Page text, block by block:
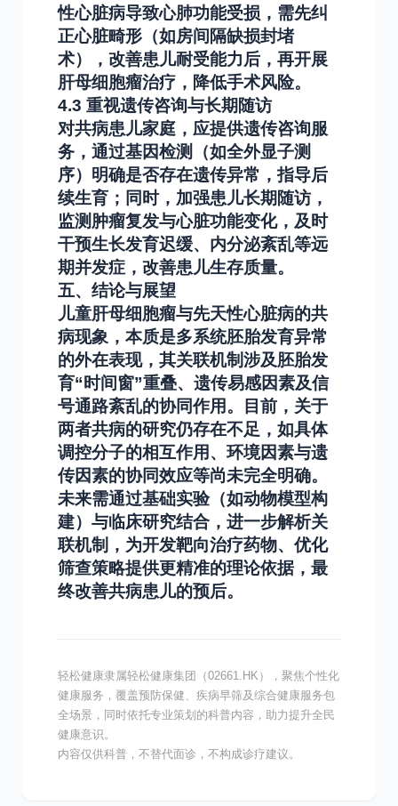
性心脏病导致心肺功能受损，需先纠
正心脏畸形（如房间隔缺损封堵
术），改善患儿耐受能力后，再开展
肝母细胞瘤治疗，降低手术风险。
4.3 重视遗传咨询与长期随访
对共病患儿家庭，应提供遗传咨询服
务，通过基因检测（如全外显子测
序）明确是否存在遗传异常，指导后
续生育；同时，加强患儿长期随访，
监测肿瘤复发与心脏功能变化，及时
干预生长发育迟缓、内分泌紊乱等远
期并发症，改善患儿生存质量。
五、结论与展望
儿童肝母细胞瘤与先天性心脏病的共
病现象，本质是多系统胚胎发育异常
的外在表现，其关联机制涉及胚胎发
育“时间窗”重叠、遗传易感因素及信
号通路紊乱的协同作用。目前，关于
两者共病的研究仍存在不足，如具体
调控分子的相互作用、环境因素与遗
传因素的协同效应等尚未完全明确。
未来需通过基础实验（如动物模型构
建）与临床研究结合，进一步解析关
联机制，为开发靶向治疗药物、优化
筛查策略提供更精准的理论依据，最
终改善共病患儿的预后。
轻松健康隶属轻松健康集团（02661.HK），聚焦个性化
健康服务，覆盖预防保健、疾病早筛及综合健康服务包
全场景，同时依托专业策划的科普内容，助力提升全民
健康意识。
内容仅供科普，不替代面诊，不构成诊疗建议。